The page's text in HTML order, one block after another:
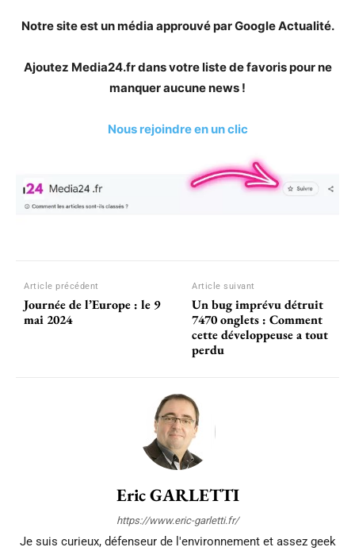
Notre site est un média approuvé par Google Actualité.
Ajoutez Media24.fr dans votre liste de favoris pour ne
manquer aucune news !
Nous rejoindre en un clic
Article précédent
Journée de l’Europe : le 9
mai 2024
Article suivant
Un bug imprévu détruit
7470 onglets : Comment
cette développeuse a tout
perdu
Eric GARLETTI
https://www.eric-garletti.fr/
Je suis curieux, défenseur de l'environnement et assez geek